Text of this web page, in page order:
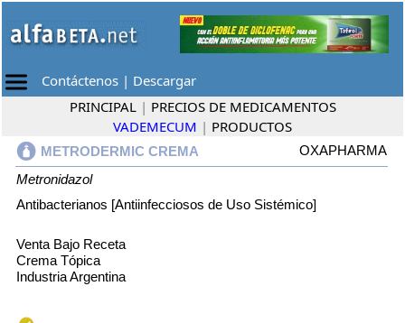
Contáctenos | Descargar
PRINCIPAL | PRECIOS DE MEDICAMENTOS
VADEMECUM | PRODUCTOS
METRODERMIC CREMA
OXAPHARMA
Metronidazol
Antibacterianos [Antiinfecciosos de Uso Sistémico]
Venta Bajo Receta
Crema Tópica
Industria Argentina